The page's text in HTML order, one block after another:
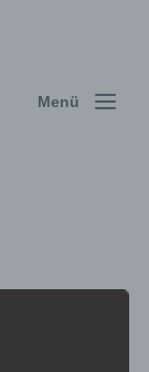
Menü